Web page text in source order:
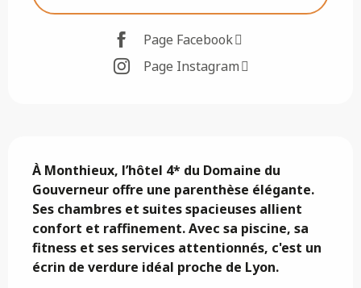
Page Facebook
Page Instagram
À Monthieux, l’hôtel 4* du Domaine du
Gouverneur offre une parenthèse élégante.
Ses chambres et suites spacieuses allient
confort et raffinement. Avec sa piscine, sa
fitness et ses services attentionnés, c'est un
écrin de verdure idéal proche de Lyon.